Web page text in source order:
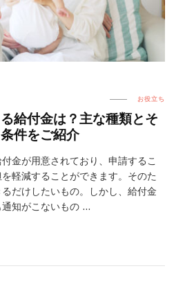
お役立ち
給付金は？主な種類とそ
件をご紹介
金が用意されており、申請するこ
軽減することができます。そのた
だけしたいもの。しかし、給付金
知がこないもの …